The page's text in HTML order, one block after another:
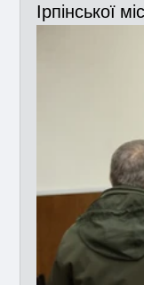
Ірпінської